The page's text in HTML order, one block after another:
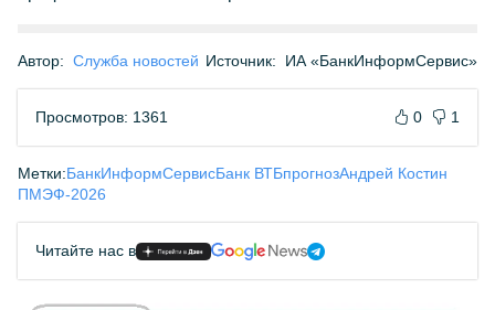
Автор: Служба новостей Источник: ИА «БанкИнформСервис»
Просмотров: 1361 0 1
Метки:БанкИнформСервисБанк ВТБпрогнозАндрей Костин
ПМЭФ-2026
Читайте нас в